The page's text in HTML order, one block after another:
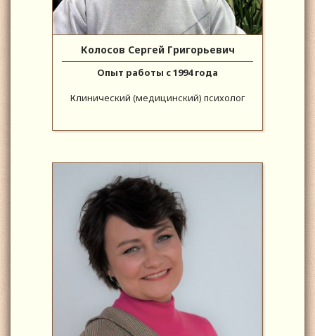
Колосов Сергей Григорьевич
Опыт работы с 1994 года
Клинический (медицинский) психолог